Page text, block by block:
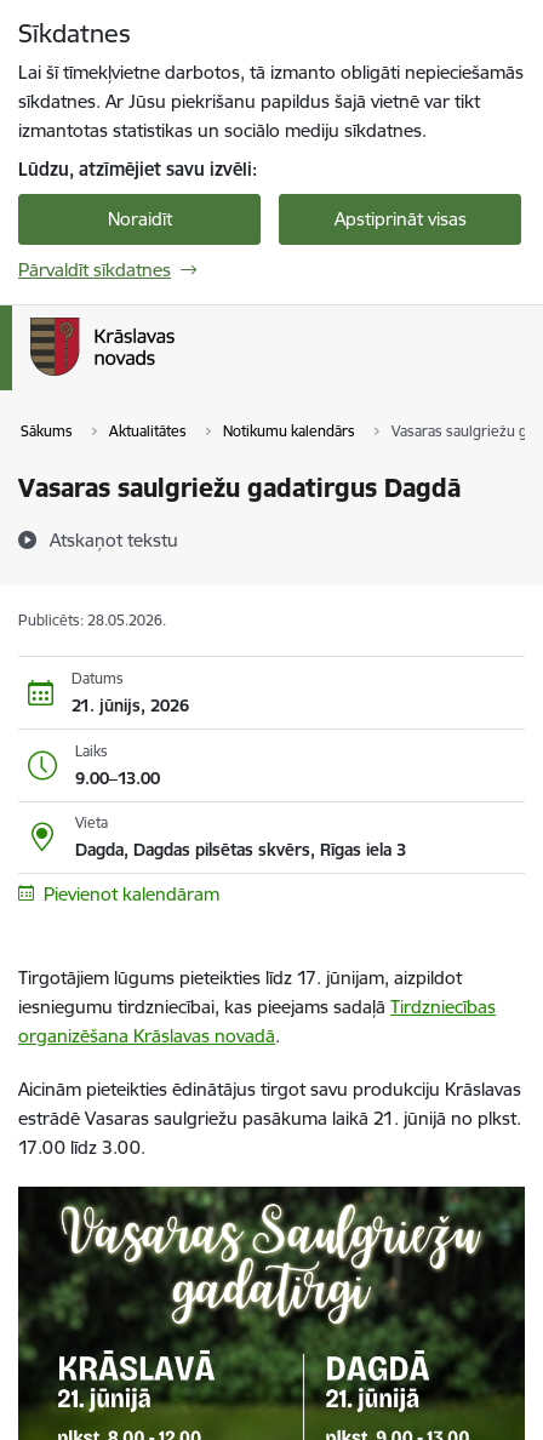
Sīkdatnes
Lai šī tīmekļvietne darbotos, tā izmanto obligāti nepieciešamās
sīkdatnes. Ar Jūsu piekrišanu papildus šajā vietnē var tikt
izmantotas statistikas un sociālo mediju sīkdatnes.
Lūdzu, atzīmējiet savu izvēli:
Noraidīt Apstiprināt visas
Pārvaldīt sīkdatnes
Sākums Aktualitātes Notikumu kalendārs Vasaras saulgriežu
Vasaras saulgriežu gadatirgus Dagdā
Atskaņot tekstu
Publicēts: 28.05.2026.
Datums
21. jūnijs, 2026
Laiks
9.00–13.00
Vieta
Dagda, Dagdas pilsētas skvērs, Rīgas iela 3
Pievienot kalendāram
Tirgotājiem lūgums pieteikties līdz 17. jūnijam, aizpildot
iesniegumu tirdzniecībai, kas pieejams sadaļā Tirdzniecības
organizēšana Krāslavas novadā.
Aicinām pieteikties ēdinātājus tirgot savu produkciju Krāslavas
estrādē Vasaras saulgriežu pasākuma laikā 21. jūnijā no plkst.
17.00 līdz 3.00.